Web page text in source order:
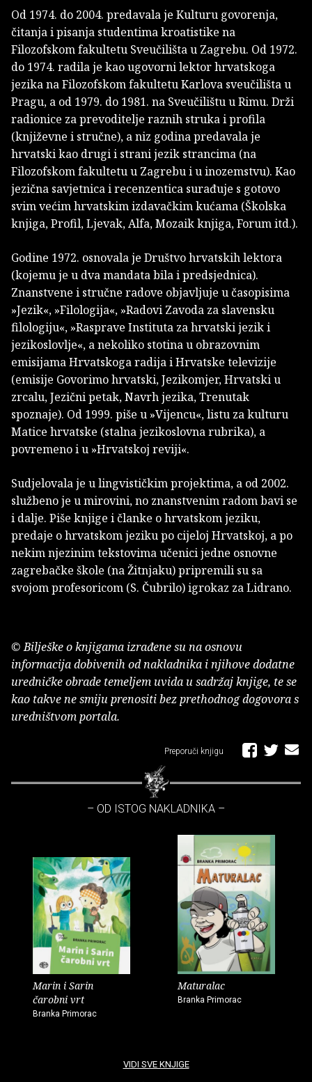
Od 1974. do 2004. predavala je Kulturu govorenja,
čitanja i pisanja studentima kroatistike na
Filozofskom fakultetu Sveučilišta u Zagrebu. Od 1972.
do 1974. radila je kao ugovorni lektor hrvatskoga
jezika na Filozofskom fakultetu Karlova sveučilišta u
Pragu, a od 1979. do 1981. na Sveučilištu u Rimu. Drži
radionice za prevoditelje raznih struka i profila
(književne i stručne), a niz godina predavala je
hrvatski kao drugi i strani jezik strancima (na
Filozofskom fakultetu u Zagrebu i u inozemstvu). Kao
jezična savjetnica i recenzentica surađuje s gotovo
svim većim hrvatskim izdavačkim kućama (Školska
knjiga, Profil, Ljevak, Alfa, Mozaik knjiga, Forum itd.).
Godine 1972. osnovala je Društvo hrvatskih lektora
(kojemu je u dva mandata bila i predsjednica).
Znanstvene i stručne radove objavljuje u časopisima
»Jezik«, »Filologija«, »Radovi Zavoda za slavensku
filologiju«, »Rasprave Instituta za hrvatski jezik i
jezikoslovlje«, a nekoliko stotina u obrazovnim
emisijama Hrvatskoga radija i Hrvatske televizije
(emisije Govorimo hrvatski, Jezikomjer, Hrvatski u
zrcalu, Jezični petak, Navrh jezika, Trenutak
spoznaje). Od 1999. piše u »Vijencu«, listu za kulturu
Matice hrvatske (stalna jezikoslovna rubrika), a
povremeno i u »Hrvatskoj reviji«.
Sudjelovala je u lingvističkim projektima, a od 2002.
službeno je u mirovini, no znanstvenim radom bavi se
i dalje. Piše knjige i članke o hrvatskom jeziku,
predaje o hrvatskom jeziku po cijeloj Hrvatskoj, a po
nekim njezinim tekstovima učenici jedne osnovne
zagrebačke škole (na Žitnjaku) pripremili su sa
svojom profesoricom (S. Čubrilo) igrokaz za Lidrano.
© Bilješke o knjigama izrađene su na osnovu
informacija dobivenih od nakladnika i njihove dodatne
uredničke obrade temeljem uvida u sadržaj knjige, te se
kao takve ne smiju prenositi bez prethodnog dogovora s
uredništvom portala.
Preporuči knjigu
– OD ISTOG NAKLADNIKA –
Marin i Sarin
čarobni vrt
Branka Primorac
Maturalac
Branka Primorac
VIDI SVE KNJIGE